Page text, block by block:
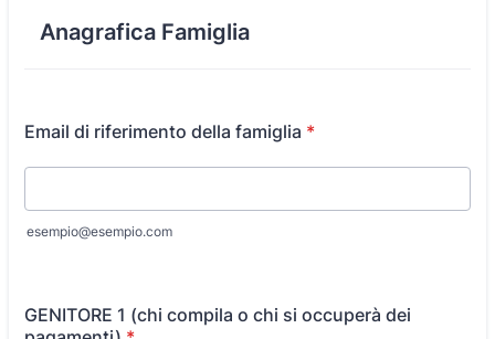
Anagrafica Famiglia
Email di riferimento della famiglia *
esempio@esempio.com
GENITORE 1 (chi compila o chi si occuperà dei